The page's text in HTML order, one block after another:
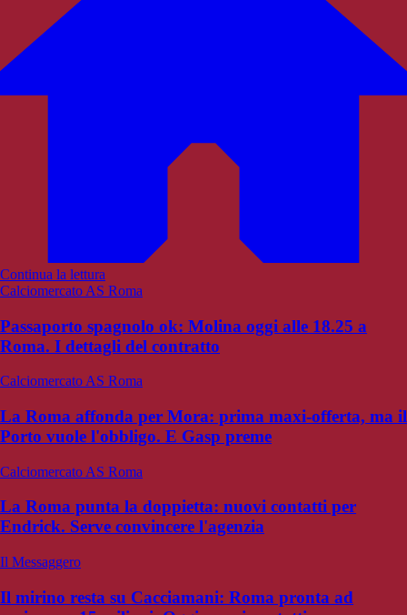
Continua la lettura
Calciomercato AS Roma
Passaporto spagnolo ok: Molina oggi alle 18.25 a
Roma. I dettagli del contratto
Calciomercato AS Roma
La Roma affonda per Mora: prima maxi-offerta, ma il
Porto vuole l'obbligo. E Gasp preme
Calciomercato AS Roma
La Roma punta la doppietta: nuovi contatti per
Endrick. Serve convincere l'agenzia
Il Messaggero
Il mirino resta su Cacciamani: Roma pronta ad